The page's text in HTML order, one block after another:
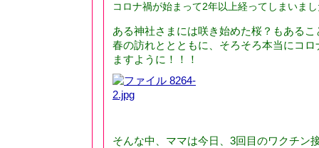
コロナ禍が始まって2年以上経ってしまいま
ある神社さまには咲き始めた桜？もあるこ
春の訪れととともに、そろそろ本当にコ
ますように！！！
そんな中、ママは今日、3回目のワクチン